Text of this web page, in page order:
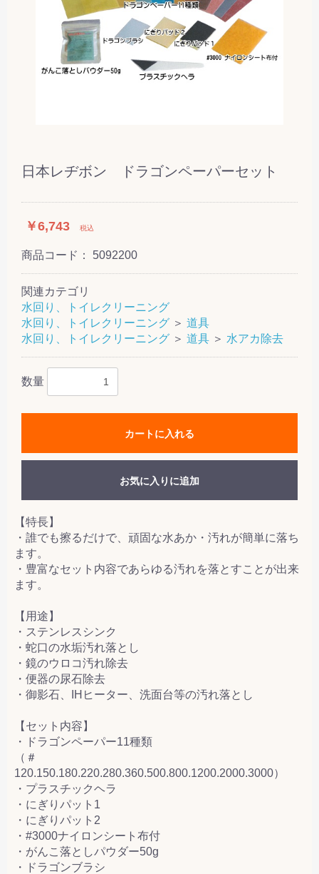
日本レヂボン ドラゴンペーパーセット
￥6,743 税込
商品コード： 5092200
関連カテゴリ
水回り、トイレクリーニング
水回り、トイレクリーニング ＞ 道具
水回り、トイレクリーニング ＞ 道具 ＞ 水アカ除去
数量
カートに入れる
お気に入りに追加
【特長】
・誰でも擦るだけで、頑固な水あか・汚れが簡単に落ち
ます。
・豊富なセット内容であらゆる汚れを落とすことが出来
ます。
【用途】
・ステンレスシンク
・蛇口の水垢汚れ落とし
・鏡のウロコ汚れ除去
・便器の尿石除去
・御影石、IHヒーター、洗面台等の汚れ落とし
【セット内容】
・ドラゴンペーパー11種類
（＃
120.150.180.220.280.360.500.800.1200.2000.3000）
・プラスチックヘラ
・にぎりパット1
・にぎりパット2
・#3000ナイロンシート布付
・がんこ落としパウダー50g
・ドラゴンブラシ